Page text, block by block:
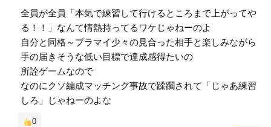
全員が全員「本気で練習して行けるところまで上がってや
る！！」なんて情熱持ってるワケじゃねーのよ
自分と同格～プラマイ少々の見合った相手と楽しみながら
手の届きそうな低い目標で達成感得たいの
所詮ゲームなので
なのにクソ編成マッチング事故で蹂躙されて「じゃあ練習
しろ」じゃねーのよな
0